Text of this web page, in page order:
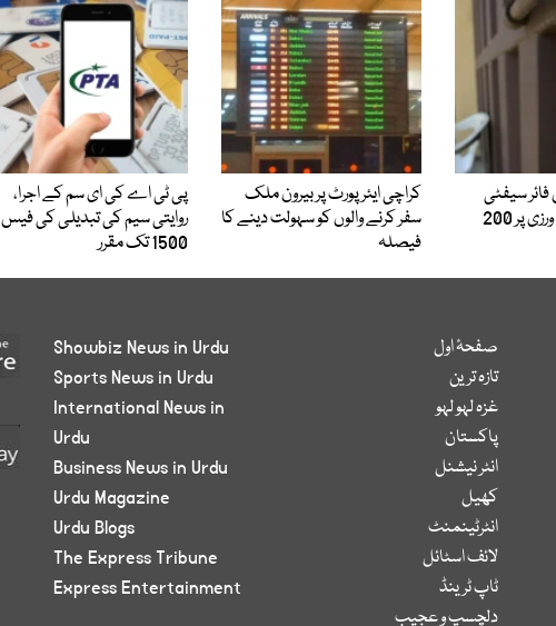
سیفٹی
قوانین کی خلاف ورزی پر 200
کراچی ایئرپورٹ پر بیرون ملک
سفر کرنے والوں کو سہولت دینے کا
فیصلہ
پی ٹی اے کی ای سم کے اجرا،
روایتی سیم کی تبدیلی کی فیس
1500 تک مقرر
صفحۂ اول
تازہ ترین
غزہ لہو لہو
پاکستان
انٹر نیشنل
کھیل
انٹرٹینمنٹ
لائف اسٹائل
ٹاپ ٹرینڈ
دلچسپ و عجیب
Showbiz News in Urdu
Sports News in Urdu
International News in
Urdu
Business News in Urdu
Urdu Magazine
Urdu Blogs
The Express Tribune
Express Entertainment